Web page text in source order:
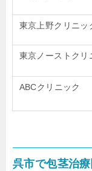
東京上野クリニッ
東京ノーストクリ
ABCクリニック
呉市で包茎治